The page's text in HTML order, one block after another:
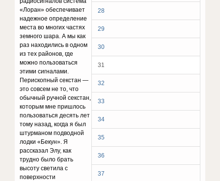
28
29
30
31
32
33
34
35
36
37
«Лоран» обеспечивает
надежное определение
места во многих частях
земного шара. А мы как
раз находились в одном
из тех районов, где
можно пользоваться
этими сигналами.
Перископный секстан —
это совсем не то, что
обычный ручной секстан,
которым мне пришлось
пользоваться десять лет
тому назад, когда я был
штурманом подводной
лодки «Бекун». Я
рассказал Элу, как
трудно было брать
высоту светила с
поверхности